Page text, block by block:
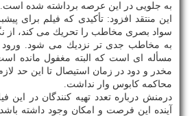
به جلویی در این عرصه برداشته شده است.
این منتقد افزود: تأكیدی كه فیلم برای
سواد بصری مخاطب را تحریك می كند، از
به مخاطب جدی تر نزدیك می شود. ورود
مسأله ای است كه البته مغفول مانده
مخدر و دود در زمان استیصال تا این حد
محاكمه كابوس وار نداشت.
درمنش درباره تعدد تهیه كنندگان در این
آینده این فرصت و امكان وجود داشته